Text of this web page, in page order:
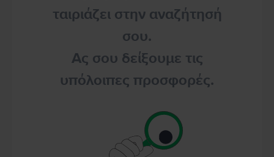
ταιριάζει στην αναζήτησή
σου.
Ας σου δείξουμε τις
υπόλοιπες προσφορές.